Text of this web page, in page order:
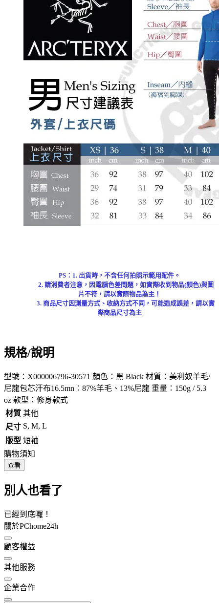
PS：1. 出貨時，不含任何拍照示範用配件。
2. 請消費者注意，因電腦色差問題，如實際收到物品(顏色)與圖
片不符，請以實際物品為主！
3. 商品尺寸因測量方式、收納方式不同，可能造成誤差，請以實
際商品尺寸為主
規格/說明
型號：X000006796-30571 顏色：黑 Black 材質：美利奴羊毛/
尼龍包芯汗布16.5mn：87%羊毛、13%尼龍 重量：150g / 5.3
oz 款型：修身款式
材質 其他
尺寸 S, M, L
版型 短袖
購物須知
查看
別人也看了
已經到底囉！
關於PChome24h
顧客權益
其他服務
企業合作